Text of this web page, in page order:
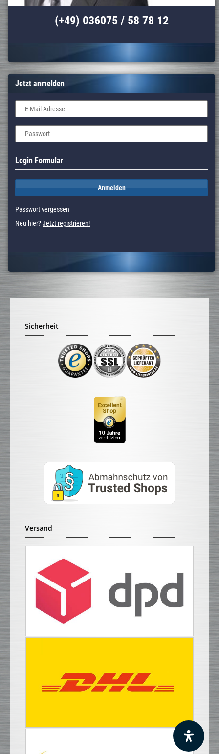
(+49) 036075 / 58 78 12
Jetzt anmelden
E-Mail-Adresse
Passwort
Login Formular
Anmelden
Passwort vergessen
Neu hier?Jetzt registrieren!
Sicherheit
Versand